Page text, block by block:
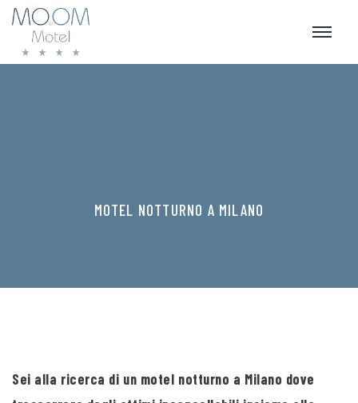
MOTEL NOTTURNO A MILANO
Sei alla ricerca di un motel notturno a Milano dove